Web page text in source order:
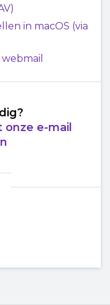
in macOS (via
e-mail